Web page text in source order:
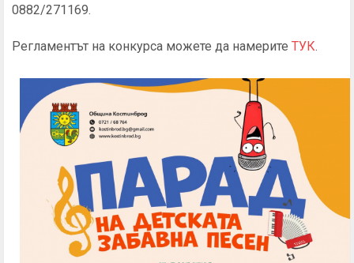
0882/271169.
Регламентът на конкурса можете да намерите ТУК.